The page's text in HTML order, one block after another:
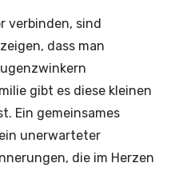
verbinden, sind
dass man
gibt es diese kleinen
Ein gemeinsames
unerwarteter
die im Herzen